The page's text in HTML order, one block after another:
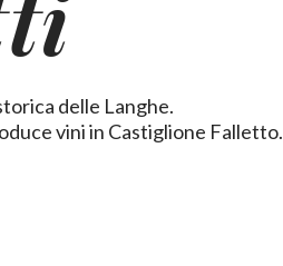
delle Langhe.
vini in Castiglione Falletto.